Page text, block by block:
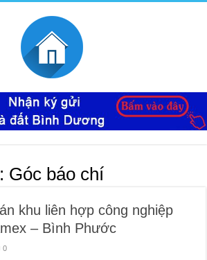
Góc báo chí
khu liên hợp công nghiệp
– Bình Phước
0